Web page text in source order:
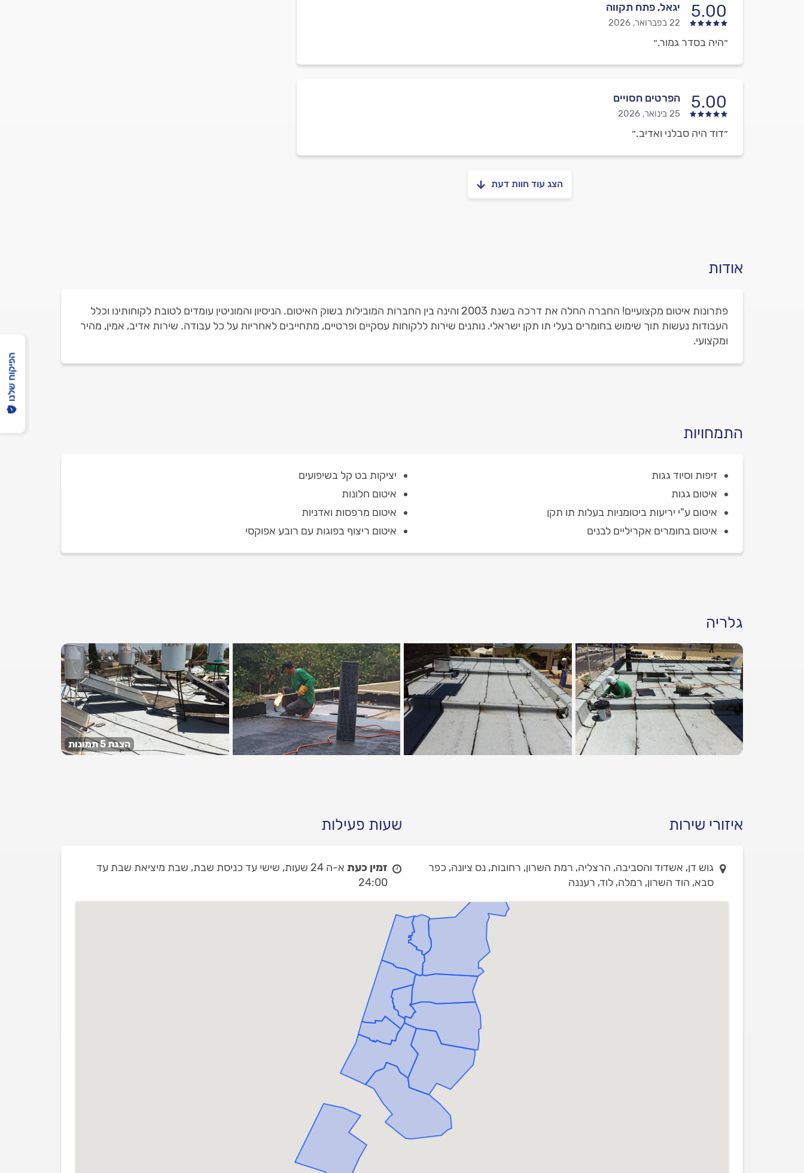
5.00 יגאל, פתח תקווה
22 בפברואר, 2026
״היה בסדר גמור.״
5.00 הפרטים חסויים
25 בינואר, 2026
״דוד היה סבלני ואדיב.״
הצג עוד חוות דעת
אודות
פתרונות איטום מקצועיים! החברה החלה את דרכה בשנת 2003 והינה בין החברות המובילות בשוק האיטום. הניסיון והמוניטין עומדים לטובת לקוחותינו וכלל
העבודות נעשות תוך שימוש בחומרים בעלי תו תקן ישראלי. נותנים שירות ללקוחות עסקיים ופרטיים, מתחייבים לאחריות על כל עבודה. שירות אדיב, אמין, מהיר
ומקצועי.
התמחויות
זיפות וסיוד גגות
איטום גגות
איטום ע"י יריעות ביטומניות בעלות תו תקן
איטום בחומרים אקריליים לבנים
יציקות בט קל בשיפועים
איטום חלונות
איטום מרפסות ואדניות
איטום ריצוף בפוגות עם רובע אפוקסי
גלריה
הצגת 5 תמונות
איזורי שירות שעות פעילות
גוש דן, אשדוד והסביבה, הרצליה, רמת השרון, רחובות, נס ציונה, כפר
סבא, הוד השרון, רמלה, לוד, רעננה
זמין כעת א-ה 24 שעות, שישי עד כניסת שבת, שבת מיציאת שבת עד
24:00
הפיקוח שלנו